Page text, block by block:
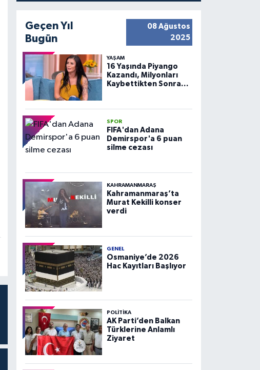
Geçen Yıl
Bugün
08 Ağustos
2025
YAŞAM
16 Yaşında Piyango
Kazandı, Milyonları
Kaybettikten Sonra
SPOR
FIFA'dan Adana
Demirspor'a 6 puan
silme cezası
KAHRAMANMARAŞ
Kahramanmaraş’ta
Murat Kekilli konser
verdi
GENEL
Osmaniye’de 2026
Hac Kayıtları Başlıyor
POLITIKA
AK Parti’den Balkan
Türklerine Anlamlı
Ziyaret